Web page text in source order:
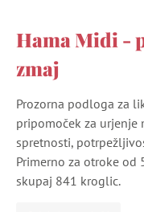
Hama Midi -
zmaj
Prozorna podloga za
pripomoček za
spretnosti,
Primerno za otroke
skupaj 841 kroglic.